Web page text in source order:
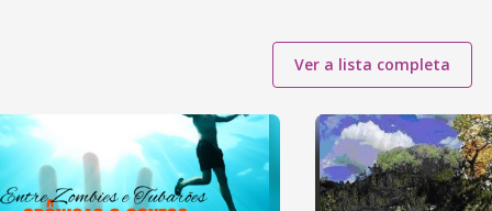
Ver a lista completa